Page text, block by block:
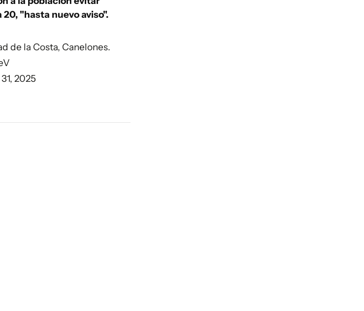
20, "hasta nuevo aviso".
de la Costa, Canelones.
2025